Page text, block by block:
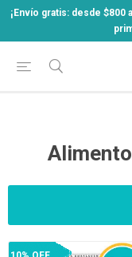
¡Envío gratis: desde $800 a
¡Envío gratis: desde $800